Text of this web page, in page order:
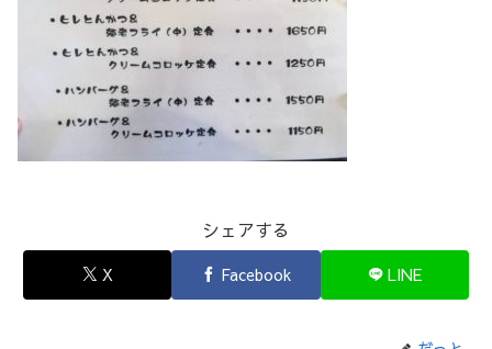
シェアする
X Facebook LINE